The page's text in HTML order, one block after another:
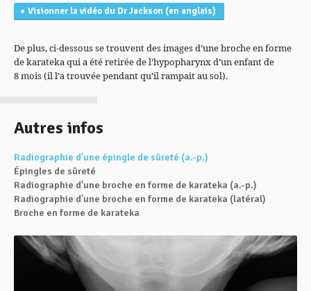
Visionner la vidéo du Dr Jackson (en anglais)
De plus, ci-dessous se trouvent des images d’une broche en forme
de karateka qui a été retirée de l’hypopharynx d’un enfant de
8 mois (il l’a trouvée pendant qu’il rampait au sol).
Autres infos
Radiographie d'une épingle de sûreté (a.-p.)
Épingles de sûreté
Radiographie d'une broche en forme de karateka (a.-p.)
Radiographie d'une broche en forme de karateka (latéral)
Broche en forme de karateka